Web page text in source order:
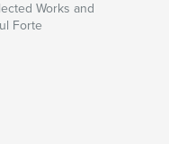
Works and
Forte